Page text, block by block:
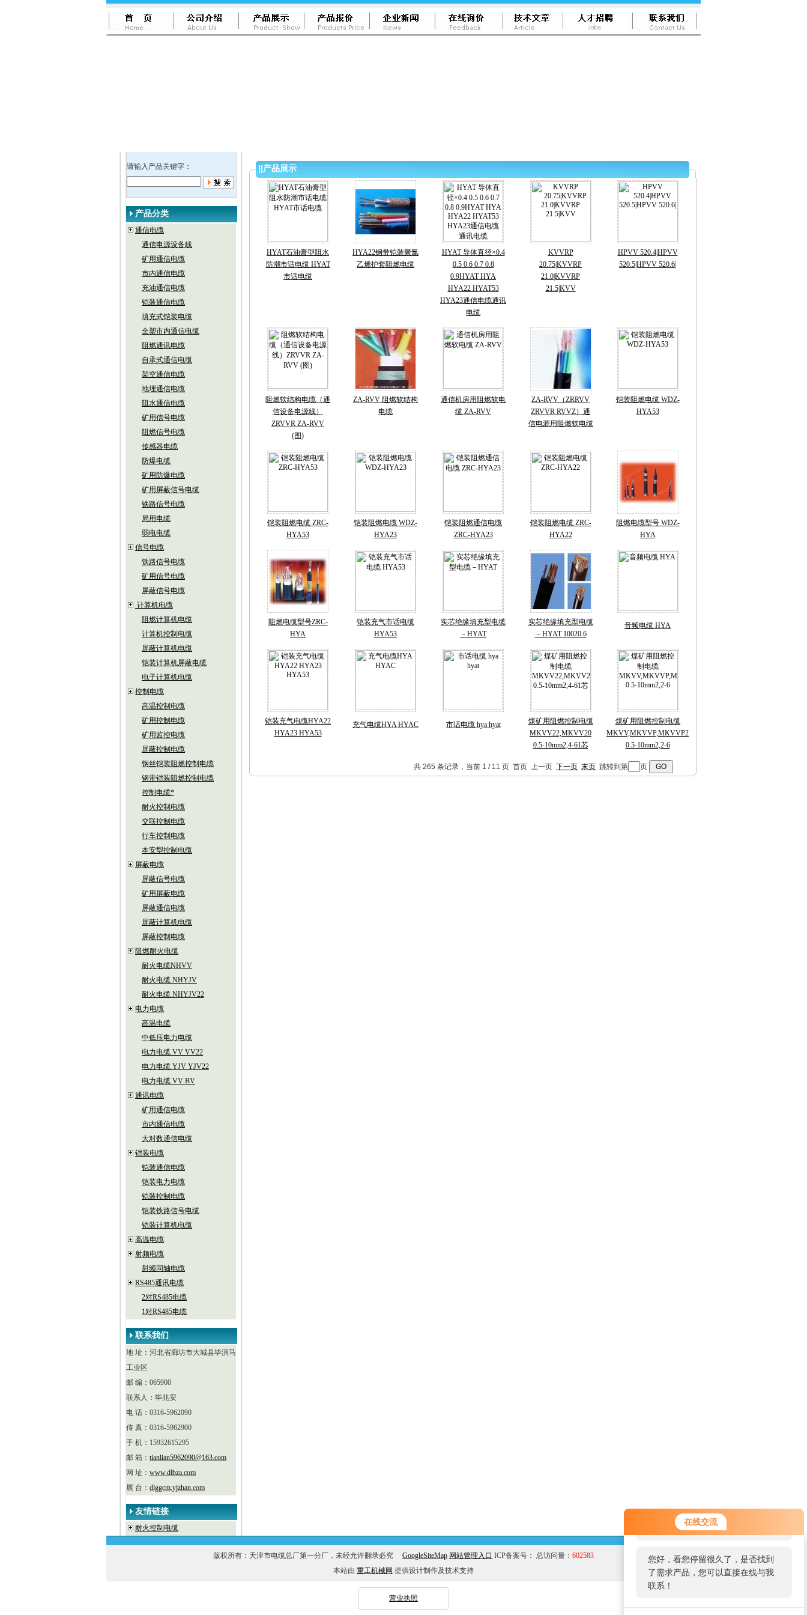
在线交流
您好！欢迎前来咨询，很高兴为您
服务，请问您要咨询什么问题呢？
您好，看您停留很久了，是否找到
了需求产品，您可以直接在线与我
联系！
请输入产品关键字：
产品分类
通信电缆
通信电源设备线
矿用通信电缆
市内通信电缆
充油通信电缆
铠装通信电缆
填充式铠装电缆
全塑市内通信电缆
阻燃通讯电缆
自承式通信电缆
架空通信电缆
地埋通信电缆
阻水通信电缆
矿用信号电缆
阻燃信号电缆
传感器电缆
防爆电缆
矿用防爆电缆
矿用屏蔽信号电缆
铁路信号电缆
局用电缆
弱电电缆
信号电缆
铁路信号电缆
矿用信号电缆
屏蔽信号电缆
计算机电缆
阻燃计算机电缆
计算机控制电缆
屏蔽计算机电缆
铠装计算机屏蔽电缆
电子计算机电缆
控制电缆
高温控制电缆
矿用控制电缆
矿用监控电缆
屏蔽控制电缆
钢丝铠装阻燃控制电缆
钢带铠装阻燃控制电缆
控制电缆*
耐火控制电缆
交联控制电缆
行车控制电缆
本安型控制电缆
屏蔽电缆
屏蔽信号电缆
矿用屏蔽电缆
屏蔽通信电缆
屏蔽计算机电缆
屏蔽控制电缆
阻燃耐火电缆
耐火电缆NHVV
耐火电缆 NHYJV
耐火电缆 NHYJV22
电力电缆
高温电缆
中低压电力电缆
电力电缆 VV VV22
电力电缆 YJV YJV22
电力电缆 VV BV
通讯电缆
矿用通信电缆
市内通信电缆
大对数通信电缆
铠装电缆
铠装通信电缆
铠装电力电缆
铠装控制电缆
铠装铁路信号电缆
铠装计算机电缆
高温电缆
射频电缆
射频同轴电缆
RS485通讯电缆
2对RS485电缆
1对RS485电缆
联系我们
地 址：河北省廊坊市大城县毕演马
工业区
邮 编：065900
联系人：毕兆安
电 话：0316-5962090
传 真：0316-5962900
手 机：15932615295
邮 箱： tianlian5962090@163.com
网 址： www.dlbza.com
展 台： dlggcm.yjzhan.com
友情链接
耐火控制电缆
||产品展示
HYAT石油膏型阻水
防潮市话电缆 HYAT
市话电缆
HYA22钢带铠装聚氯
乙烯护套阻燃电缆
HYAT 导体直径×0.4
0.5 0.6 0.7 0.8
0.9HYAT HYA
HYA22 HYAT53
HYA23通信电缆通讯
电缆
KVVRP
20.75|KVVRP
21.0|KVVRP
21.5|KVV
HPVV 520.4|HPVV
520.5|HPVV 520.6|
阻燃软结构电缆（通
信设备电源线）
ZRVVR ZA-RVV
(图)
ZA-RVV 阻燃软结构
电缆
通信机房用阻燃软电
缆 ZA-RVV
ZA-RVV（ZRRVV
ZRVVR RVVZ）通
信电源用阻燃软电缆
铠装阻燃电缆 WDZ-
HYA53
铠装阻燃电缆 ZRC-
HYA53
铠装阻燃电缆 WDZ-
HYA23
铠装阻燃通信电缆
ZRC-HYA23
铠装阻燃电缆 ZRC-
HYA22
阻燃电缆型号 WDZ-
HYA
阻燃电缆型号ZRC-
HYA
铠装充气市话电缆
HYA53
实芯绝缘填充型电缆
－HYAT
实芯绝缘填充型电缆
－HYAT 10020.6
音频电缆 HYA
铠装充气电缆HYA22
HYA23 HYA53
充气电缆HYA HYAC 市话电缆 hya hyat
煤矿用阻燃控制电缆
MKVV22,MKVV20
0.5-10mm2,4-61芯
煤矿用阻燃控制电缆
MKVV,MKVVP,MKVVP2
0.5-10mm2,2-6
共 265 条记录，当前 1 / 11 页 首页 上一页 下一页 末页 跳转到第 页
版权所有：天津市电缆总厂第一分厂，未经允许翻录必究 GoogleSiteMap 网站管理入口 ICP备案号： 总访问量： 602583
本站由 重工机械网 提供设计制作及技术支持
营业执照